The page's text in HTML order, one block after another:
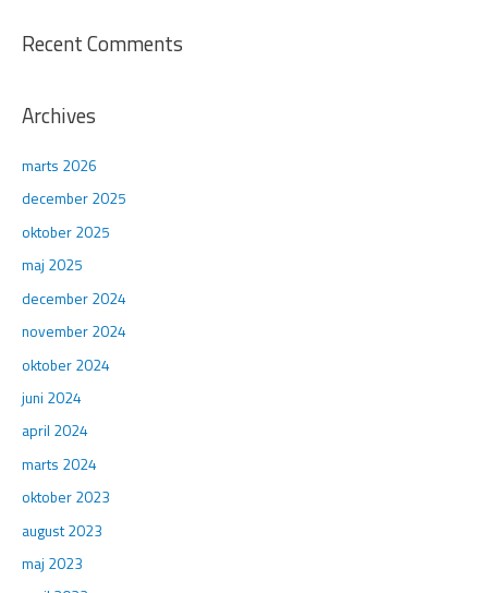
Recent Comments
Archives
marts 2026
december 2025
oktober 2025
maj 2025
december 2024
november 2024
oktober 2024
juni 2024
april 2024
marts 2024
oktober 2023
august 2023
maj 2023